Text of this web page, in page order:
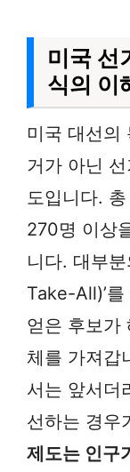
미국 선
식의 이
미국 대선의
거가 아닌
도입니다.
270명 이상
니다. 대부
Take-All)’
얻은 후보가
체를 가져갑
서는 앞서더
선하는 경우
제도는 인구